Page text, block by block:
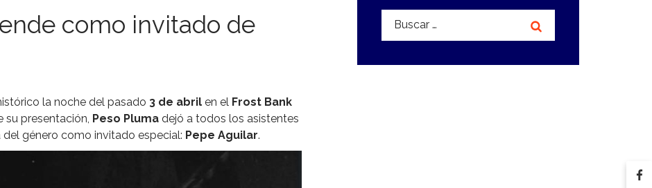
como invitado de
la noche del pasado 3 de abril en el Frost Bank
su presentación, Peso Pluma dejó a todos los asistentes
género como invitado especial: Pepe Aguilar.
Buscar: